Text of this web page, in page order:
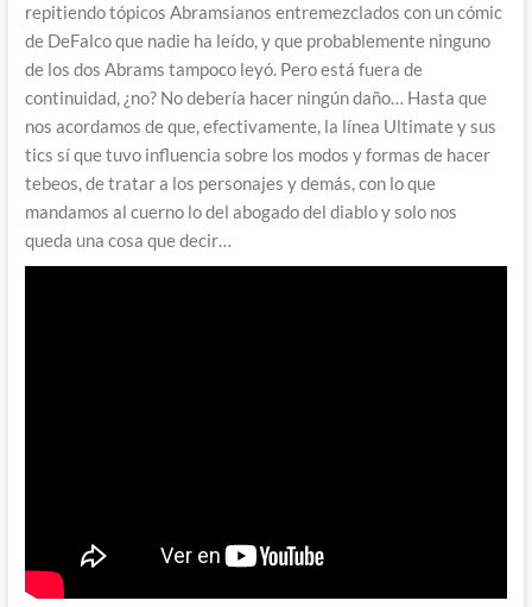
repitiendo tópicos Abramsianos entremezclados con un cómic
de DeFalco que nadie ha leído, y que probablemente ninguno
de los dos Abrams tampoco leyó. Pero está fuera de
continuidad, ¿no? No debería hacer ningún daño… Hasta que
nos acordamos de que, efectivamente, la línea Ultimate y sus
tics sí que tuvo influencia sobre los modos y formas de hacer
tebeos, de tratar a los personajes y demás, con lo que
mandamos al cuerno lo del abogado del diablo y solo nos
queda una cosa que decir…